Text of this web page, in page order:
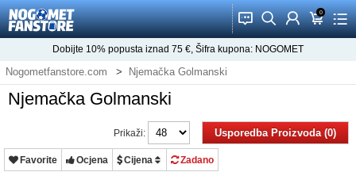
󰂱 󰂨 󰃳 0
󰃦 󰃖
Dobijte 10% popusta iznad 75 €, Šifra kupona: NOGOMET
Nogometfanstore.com Njemačka Golmanski
Njemačka Golmanski
Usporedba Proizvoda (0)
Prikaži:
Favorite Ocjena Cijena Zadano